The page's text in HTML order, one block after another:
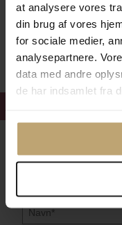
at analysere vores
din brug af vores
for sociale medier,
analysepartnere.
data med andre
de har indsamlet fra
Sikker Og Tryg
Følg